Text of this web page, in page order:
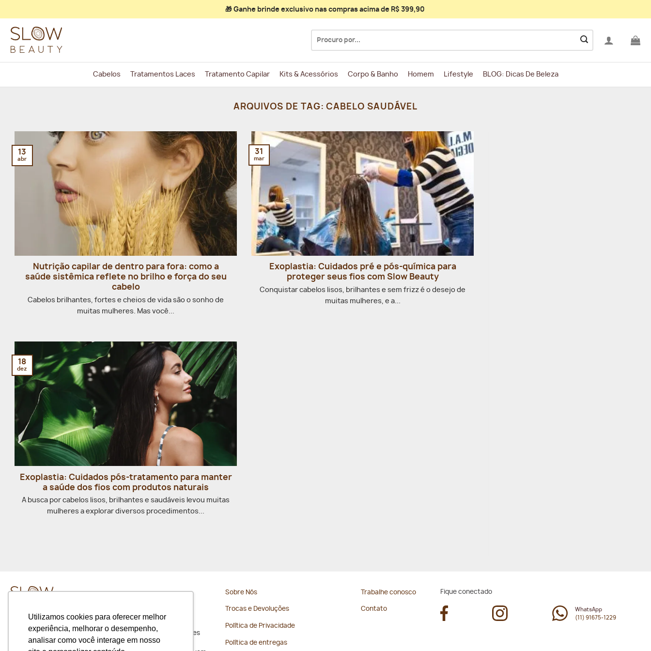
Utilizamos cookies para oferecer melhor
experiência, melhorar o desempenho,
analisar como você interage em nosso
to
content
🎁 Ganhe brinde exclusivonas compras acima de R$ 399,90
por:
Cabelos Tratamentos Laces Tratamento Capilar Kits & Acessórios Corpo & Banho Homem Lifestyle BLOG: Dicas De Beleza
ARQUIVOS DE TAG:CABELO SAUDÁVEL
Nutrição capilar de dentro para fora: como a
saúde sistêmica reflete no brilho e força do seu
cabelo
Cabelos brilhantes, fortes e cheios de vida são o sonho de
muitas mulheres. Mas você...
13
abr
Exoplastia: Cuidados pré e pós-química para
proteger seus fios com Slow Beauty
Conquistar cabelos lisos, brilhantes e sem frizz é o desejo de
muitas mulheres, e a...
31
mar
Exoplastia: Cuidados pós-tratamento para manter
a saúde dos fios com produtos naturais
A busca por cabelos lisos, brilhantes e saudáveis levou muitas
mulheres a explorar diversos procedimentos...
18
dez
Slow Beauty é uma loja on-line de produtos com ingredientes
naturais e orgânicos. Oferecemos escolhas coerentes, os
Sobre Nós
Trocas e Devoluções
Política de Privacidade
Política de entregas
Trabalhe conosco
Contato
Fique conectado
WhatsApp
(11) 91675-1229